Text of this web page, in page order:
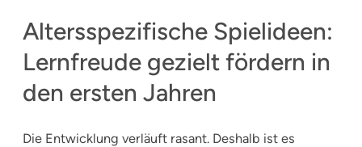
Altersspezifische Spielideen:
Lernfreude gezielt fördern in
den ersten Jahren
Die Entwicklung verläuft rasant. Deshalb ist es